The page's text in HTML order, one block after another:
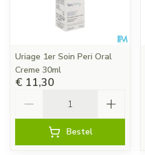
Uriage 1er Soin Peri Oral
Creme 30ml
€ 11,30
Bestel